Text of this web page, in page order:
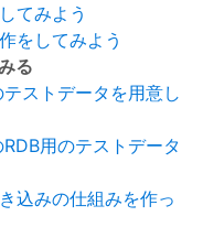
てみよう
をしてみよう
る
ストデータを用意し
用のテストデータ
込みの仕組みを作っ